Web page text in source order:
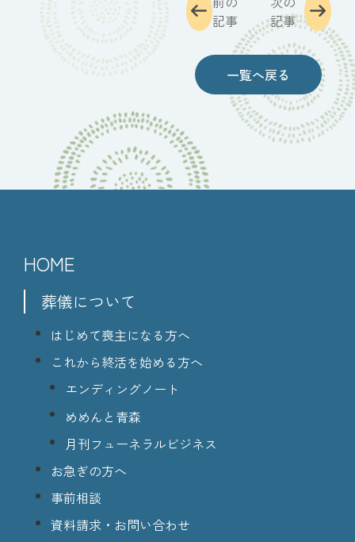
記事
一覧へ戻る
記事
HOME
葬儀について
はじめて喪主になる方へ
これから終活を始める方へ
エンディングノート
めめんと青森
月刊フューネラルビジネス
お急ぎの方へ
事前相談
資料請求・お問い合わせ